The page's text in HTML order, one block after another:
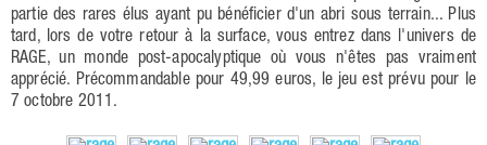
partie des rares élus ayant pu bénéficier d'un abri sous terrain... Plus
tard, lors de votre retour à la surface, vous entrez dans l'univers de
RAGE, un monde post-apocalyptique où vous n'êtes pas vraiment
apprécié. Précommandable pour 49,99 euros, le jeu est prévu pour le
7 octobre 2011.